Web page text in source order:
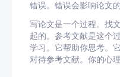
错误。错误会影响论文的
写论文是一个过程。找
起的。参考文献是这个
学习。它帮助你思考。
对待参考文献。你的心